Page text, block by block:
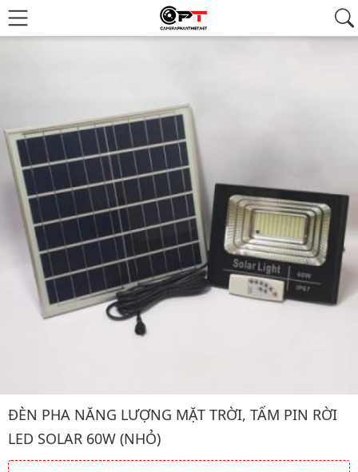
Hình ảnh đại diện của sản phẩm Đèn pha năng lượng mặt trời,
ĐÈN PHA NĂNG LƯỢNG MẶT TRỜI, TẤM PIN RỜI
LED SOLAR 60W (NHỎ)